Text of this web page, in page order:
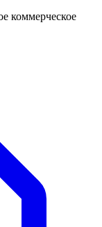
коммерческое